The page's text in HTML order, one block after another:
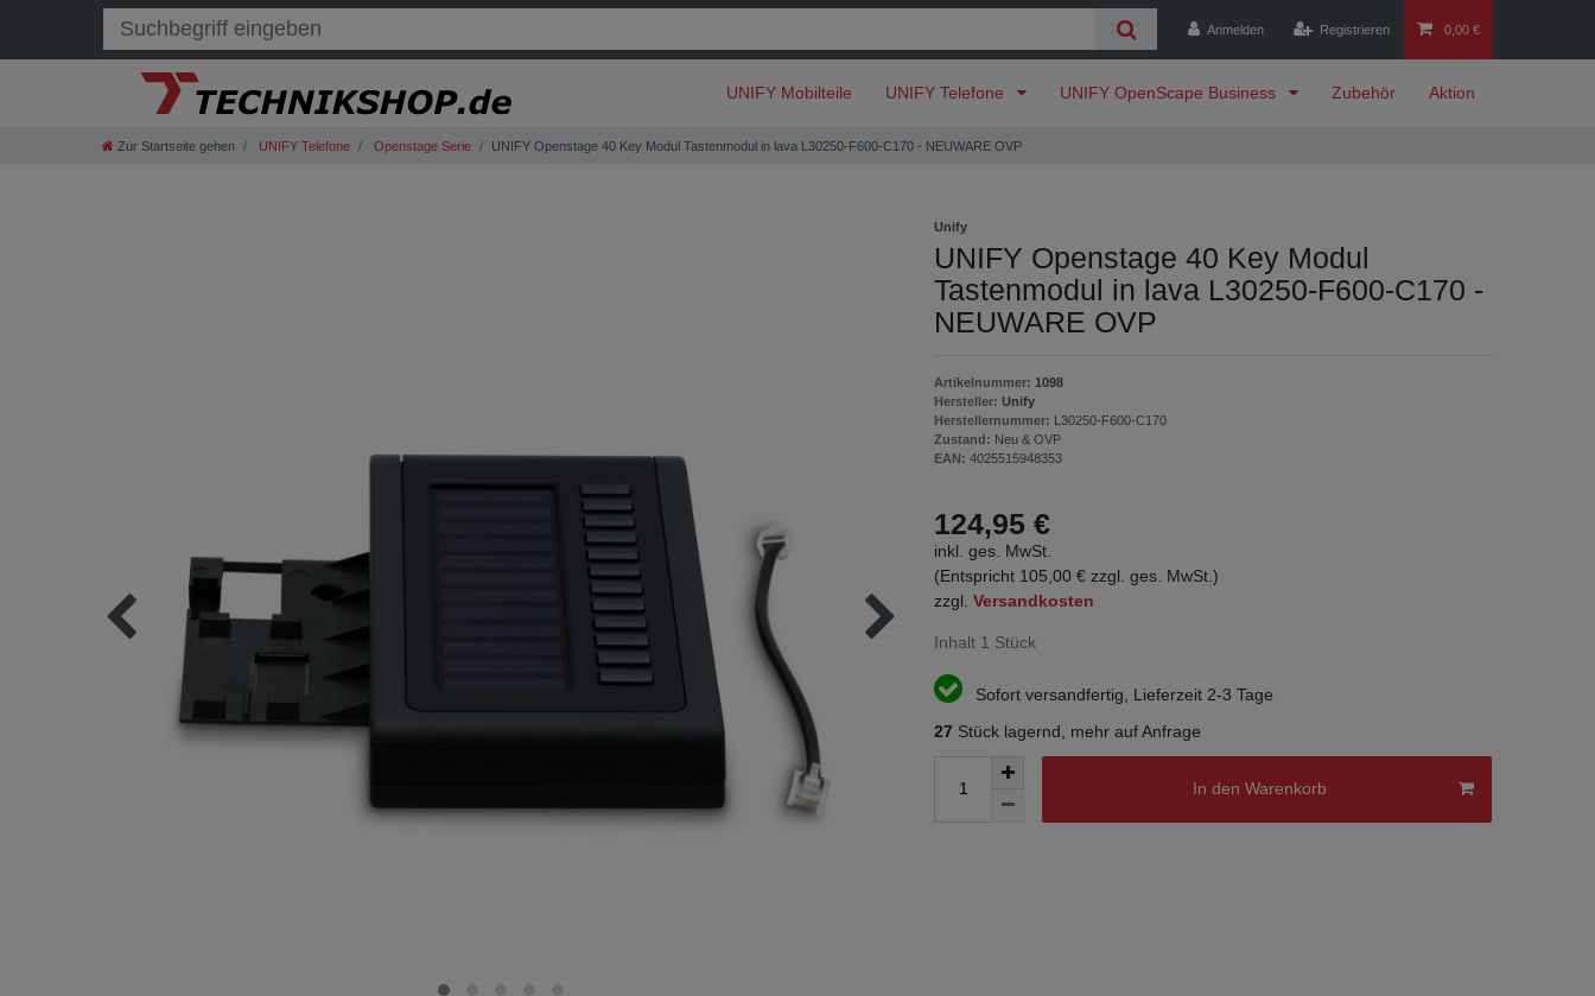
Anmelden Registrieren 0,00 €
UNIFY Mobilteile UNIFY Telefone UNIFY OpenScape Business Zubehör Aktion
Zur Startseite gehen UNIFY Telefone Openstage Serie UNIFY Openstage 40 Key Modul Tastenmodul in lava L30250-F600-C170 - NEUWARE OVP
Unify
UNIFY Openstage 40 Key Modul
Tastenmodul in lava L30250-F600-C170 -
NEUWARE OVP
Artikelnummer: 1098
Hersteller: Unify
Herstellernummer: L30250-F600-C170
Zustand: Neu & OVP
EAN: 4025515948353
124,95 €
inkl. ges. MwSt.
(Entspricht 105,00 € zzgl. ges. MwSt.)
zzgl. Versandkosten
Inhalt 1 Stück
Sofort versandfertig, Lieferzeit 2-3 Tage
27 Stück lagernd, mehr auf Anfrage
In den Warenkorb